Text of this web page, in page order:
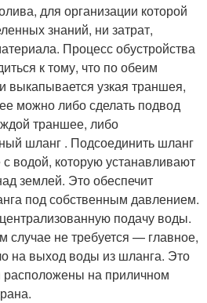
для организации которой
знаний, ни затрат,
Процесс обустройства
к тому, что по обеим
выкапывается узкая траншея,
можно либо сделать подвод
траншее, либо
шланг . Подсоединить шланг
водой, которую устанавливают
землей. Это обеспечит
под собственным давлением.
подачу воды.
случае не требуется — главное,
на выход воды из шланга. Это
расположены на приличном